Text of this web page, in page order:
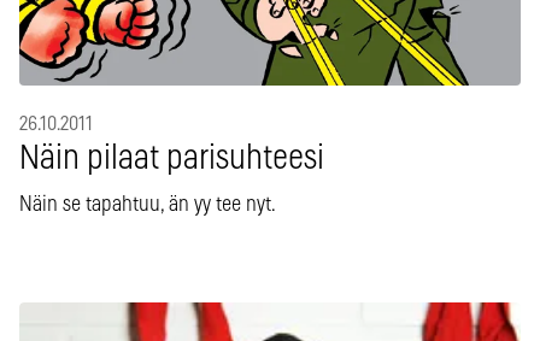
26.10.2011
Näin pilaat parisuhteesi
Näin se tapahtuu, än yy tee nyt.